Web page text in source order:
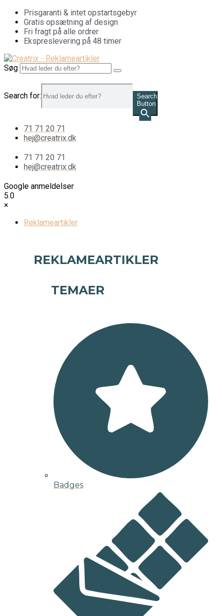
Videre
indhold
Prisgaranti & intet opstartsgebyr
Gratis opsætning af design
Fri fragt på alle ordrer
Ekspreslevering på 48 timer
Søg
Search for:
Search
Button
71 71 20 71
hej@creatrix.dk
71 71 20 71
hej@creatrix.dk
Google anmeldelser
5.0
×
Reklameartikler
REKLAMEARTIKLER
TEMAER
Badges